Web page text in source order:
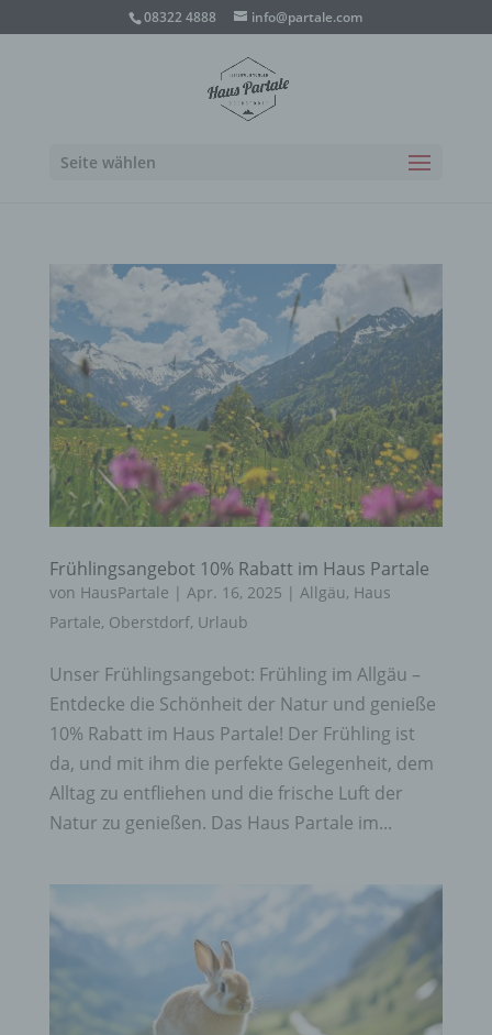
08322 4888 info@partale.com
Seite wählen
Frühlingsangebot 10% Rabatt im Haus Partale
von HausPartale | Apr. 16, 2025 | Allgäu, Haus
Partale, Oberstdorf, Urlaub
Unser Frühlingsangebot: Frühling im Allgäu –
Entdecke die Schönheit der Natur und genieße
10% Rabatt im Haus Partale! Der Frühling ist
da, und mit ihm die perfekte Gelegenheit, dem
Alltag zu entfliehen und die frische Luft der
Natur zu genießen. Das Haus Partale im...